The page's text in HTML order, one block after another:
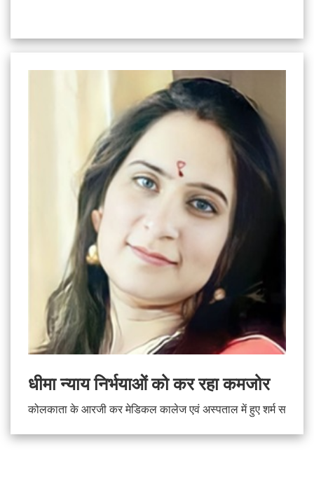
धीमा न्याय निर्भयाओं को कर रहा कमजोर
कोलकाता के आरजी कर मेडिकल कालेज एवं अस्पताल में हुए शर्म स